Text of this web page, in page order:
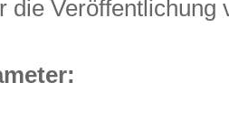
die Veröffentlichung